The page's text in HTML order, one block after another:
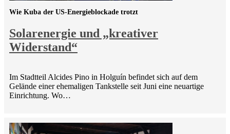
Solarenergie und „kreativer
Widerstand“
Wie Kuba der US-Energieblockade trotzt
Im Stadtteil Alcides Pino in Holguín befindet sich auf dem
Gelände einer ehemaligen Tankstelle seit Juni eine neuartige
Einrichtung. Wo…